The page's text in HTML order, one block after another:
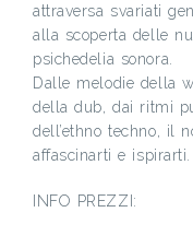
attraversa svariati
alla scoperta delle
psichedelia sonora.
Dalle melodie della
della dub, dai ritmi
dell’ethno techno, il
affascinarti e ispirarti.
INFO PREZZI: